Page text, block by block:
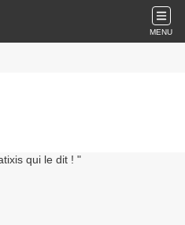
MENU